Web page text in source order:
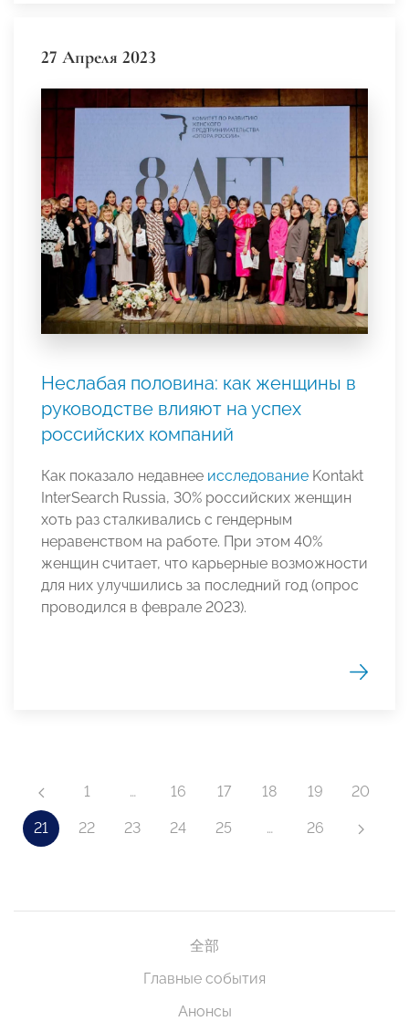
27 Апреля 2023
Неслабая половина: как женщины в
руководстве влияют на успех
российских компаний
Как показало недавнее исследование Kontakt
InterSearch Russia, 30% российских женщин
хоть раз сталкивались с гендерным
неравенством на работе. При этом 40%
женщин считает, что карьерные возможности
для них улучшились за последний год (опрос
проводился в феврале 2023).
1 … 16 17 18 19 20
21 22 23 24 25 … 26
全部
Главные события
Анонсы